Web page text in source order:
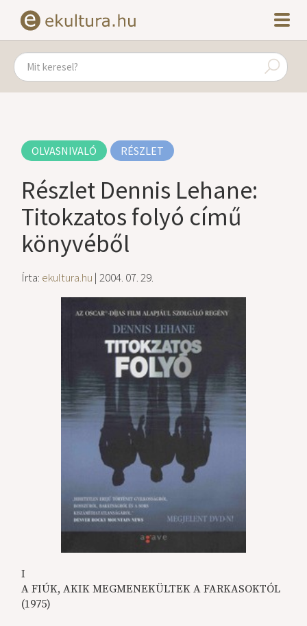
OLVASNIVALÓ RÉSZLET
Részlet Dennis Lehane:
Titokzatos folyó című
könyvéből
Írta: ekultura.hu | 2004. 07. 29.
I
A FIÚK, AKIK MEGMENEKÜLTEK A FARKASOKTÓL
(1975)